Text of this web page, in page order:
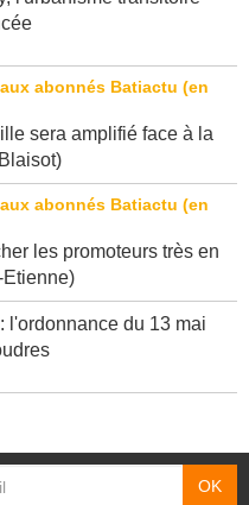
l'urbanisme transitoire
sera amplifié face à la
les promoteurs très en
du 13 mai